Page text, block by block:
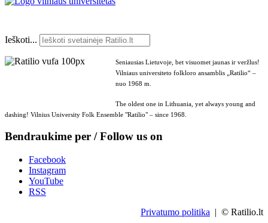
Ieškoti...
Seniausias Lietuvoje, bet visuomet jaunas ir veržlus!
Vilniaus universiteto folkloro ansamblis „Ratilio“ –
nuo 1968 m.
The oldest one in Lithuania, yet always young and
dashing! Vilnius University Folk Ensemble "Ratilio" – since 1968.
Bendraukime per / Follow us on
Facebook
Instagram
YouTube
RSS
Privatumo politika | © Ratilio.lt